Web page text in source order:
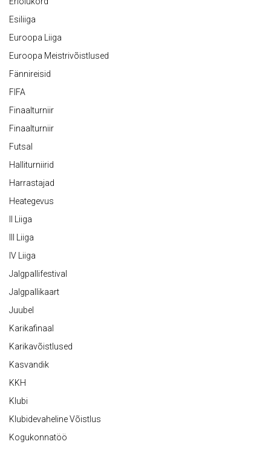
Esiliiga
Euroopa Liiga
Euroopa Meistrivõistlused
Fännireisid
FIFA
Finaalturniir
Finaalturniir
Futsal
Halliturniirid
Harrastajad
Heategevus
II Liiga
III Liiga
IV Liiga
Jalgpallifestival
Jalgpallikaart
Juubel
Karikafinaal
Karikavõistlused
Kasvandik
KKH
Klubi
Klubidevaheline Võistlus
Kogukonnatöö